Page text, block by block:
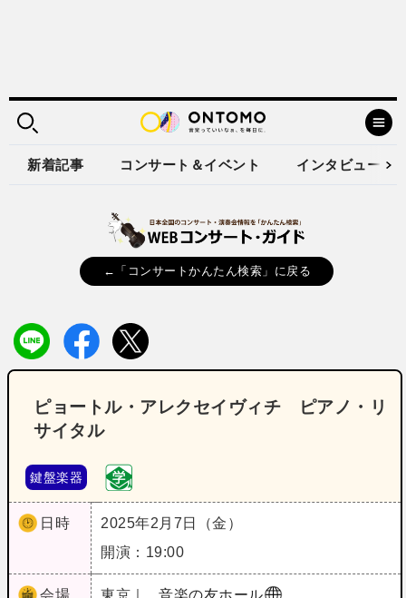
新着記事 コンサート＆イベント インタビュー
←「コンサートかんたん検索」に戻る
ピョートル・アレクセイヴィチ ピアノ・リ
サイタル
鍵盤楽器
日時
2025年2月7日（金）
開演：19:00
会場 東京｜ 音楽の友ホール